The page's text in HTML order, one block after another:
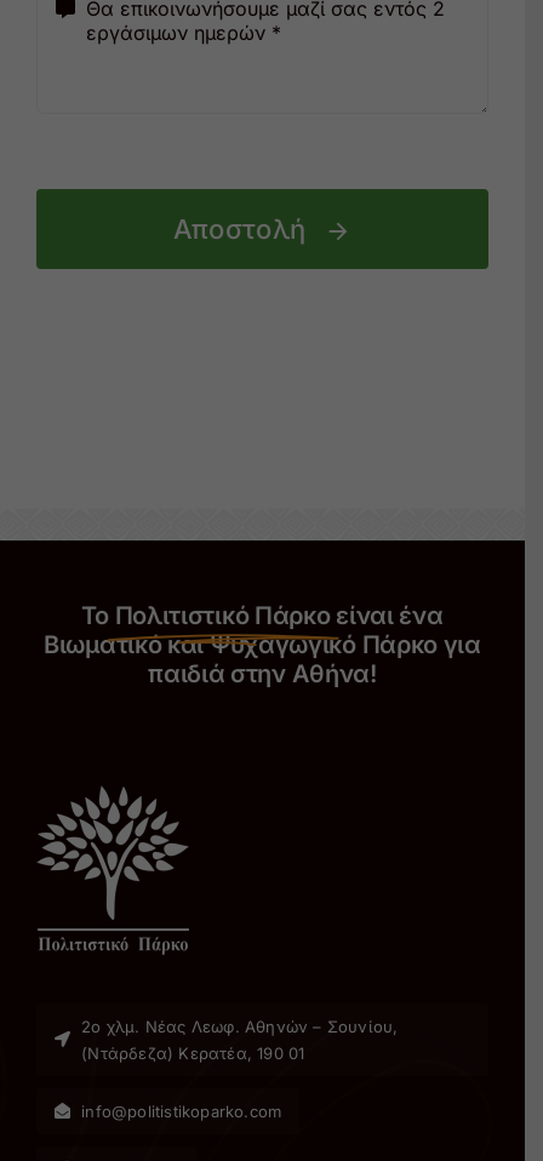
Αποστολή
Το Πολιτιστικό Πάρκο είναι ένα
Βιωματικό και Ψυχαγωγικό Πάρκο για
παιδιά στην Αθήνα!
2ο χλµ. Νέας Λεωφ. Αθηνών – Σουνίου,
(Ντάρδεζα) Κερατέα, 190 01
info@politistikoparko.com